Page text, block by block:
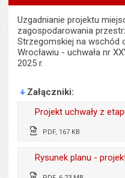
Uzgadnianie projektu
zagospodarowania
Strzegomskiej na wschód
Wrocławiu - uchwała nr
2025 r.
Załączniki
Projekt uchwały z
PDF, 167 KB
Odpowiedzialny za treść:
Data wytworzenia:
Rysunek planu -